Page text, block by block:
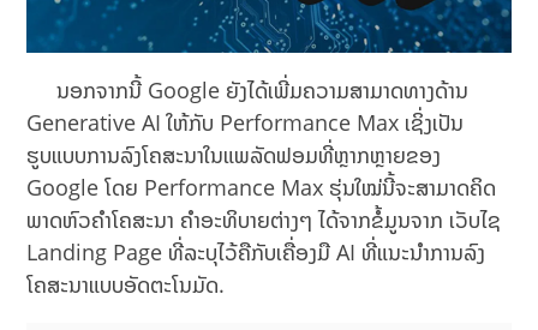
ນອກຈາກນີ້ Google ຍັງໄດ້ເພີ່ມຄວາມສາມາດທາງດ້ານ
Generative AI ໃຫ້ກັບ Performance Max ເຊິ່ງເປັນ
ຮູບແບບການລົງໂຄສະນາໃນແພລັດຟອມທີ່ຫຼາກຫຼາຍຂອງ
Google ໂດຍ Performance Max ຮຸ່ນໃໝ່ນີ້ຈະສາມາດຄິດ
ພາດຫົວຄໍາໂຄສະນາ ຄໍາອະທິບາຍຕ່າງໆ ໄດ້ຈາກຂໍ້ມູນຈາກ ເວັບໄຊ
Landing Page ທີ່ລະບຸໄວ້ຄືກັບເຄື່ອງມື AI ທີ່ແນະນຳການລົງ
ໂຄສະນາແບບອັດຕະໂນມັດ.